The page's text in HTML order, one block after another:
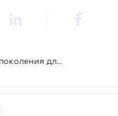
LIGA360 PRO - решение нового поколения для поиска и анализа информации